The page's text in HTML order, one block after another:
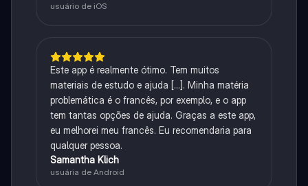
usuário de iOS
Este app é realmente ótimo. Tem muitos
materiais de estudo e ajuda [...]. Minha matéria
problemática é o francês, por exemplo, e o app
tem tantas opções de ajuda. Graças a este app,
eu melhorei meu francês. Eu recomendaria para
qualquer pessoa.
Samantha Klich
usuária de Android